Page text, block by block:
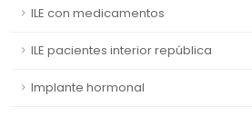
ILE con medicamentos
ILE pacientes interior república
Implante hormonal